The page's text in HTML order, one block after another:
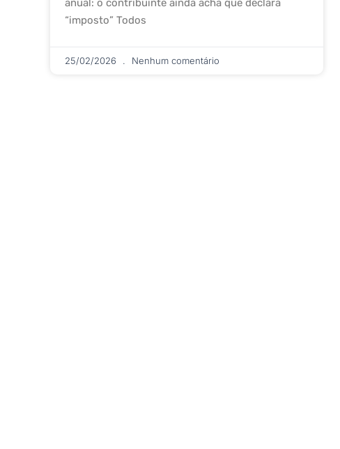
anual: o contribuinte ainda acha que declara
“imposto” Todos
25/02/2026 Nenhum comentário